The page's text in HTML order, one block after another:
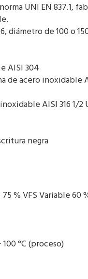
UNI EN 837.1,
diámetro de 100 o
AISI 304
de acero inoxidable
AISI 316 1/2
negra
% VFS Variable 60
°C (proceso)